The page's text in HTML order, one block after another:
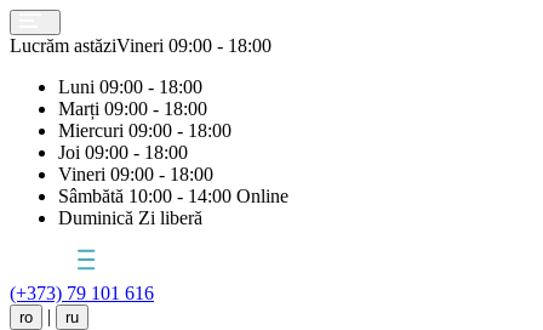
Lucrăm astăziVineri 09:00 - 18:00
Luni 09:00 - 18:00
Marți 09:00 - 18:00
Miercuri 09:00 - 18:00
Joi 09:00 - 18:00
Vineri 09:00 - 18:00
Sâmbătă 10:00 - 14:00 Online
Duminică Zi liberă
(+373) 79 101 616
ro |
ru